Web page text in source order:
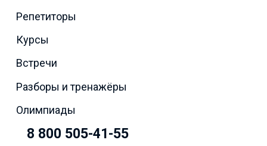
Репетиторы
Курсы
Встречи
Разборы и тренажёры
Олимпиады
8 800 505-41-55